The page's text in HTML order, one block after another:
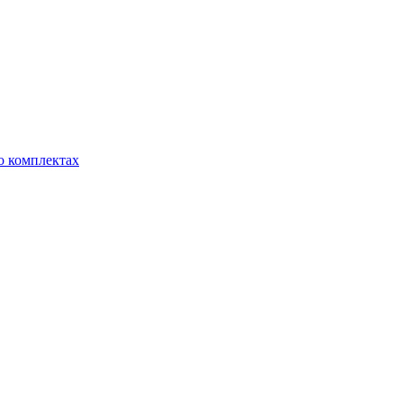
комплектах